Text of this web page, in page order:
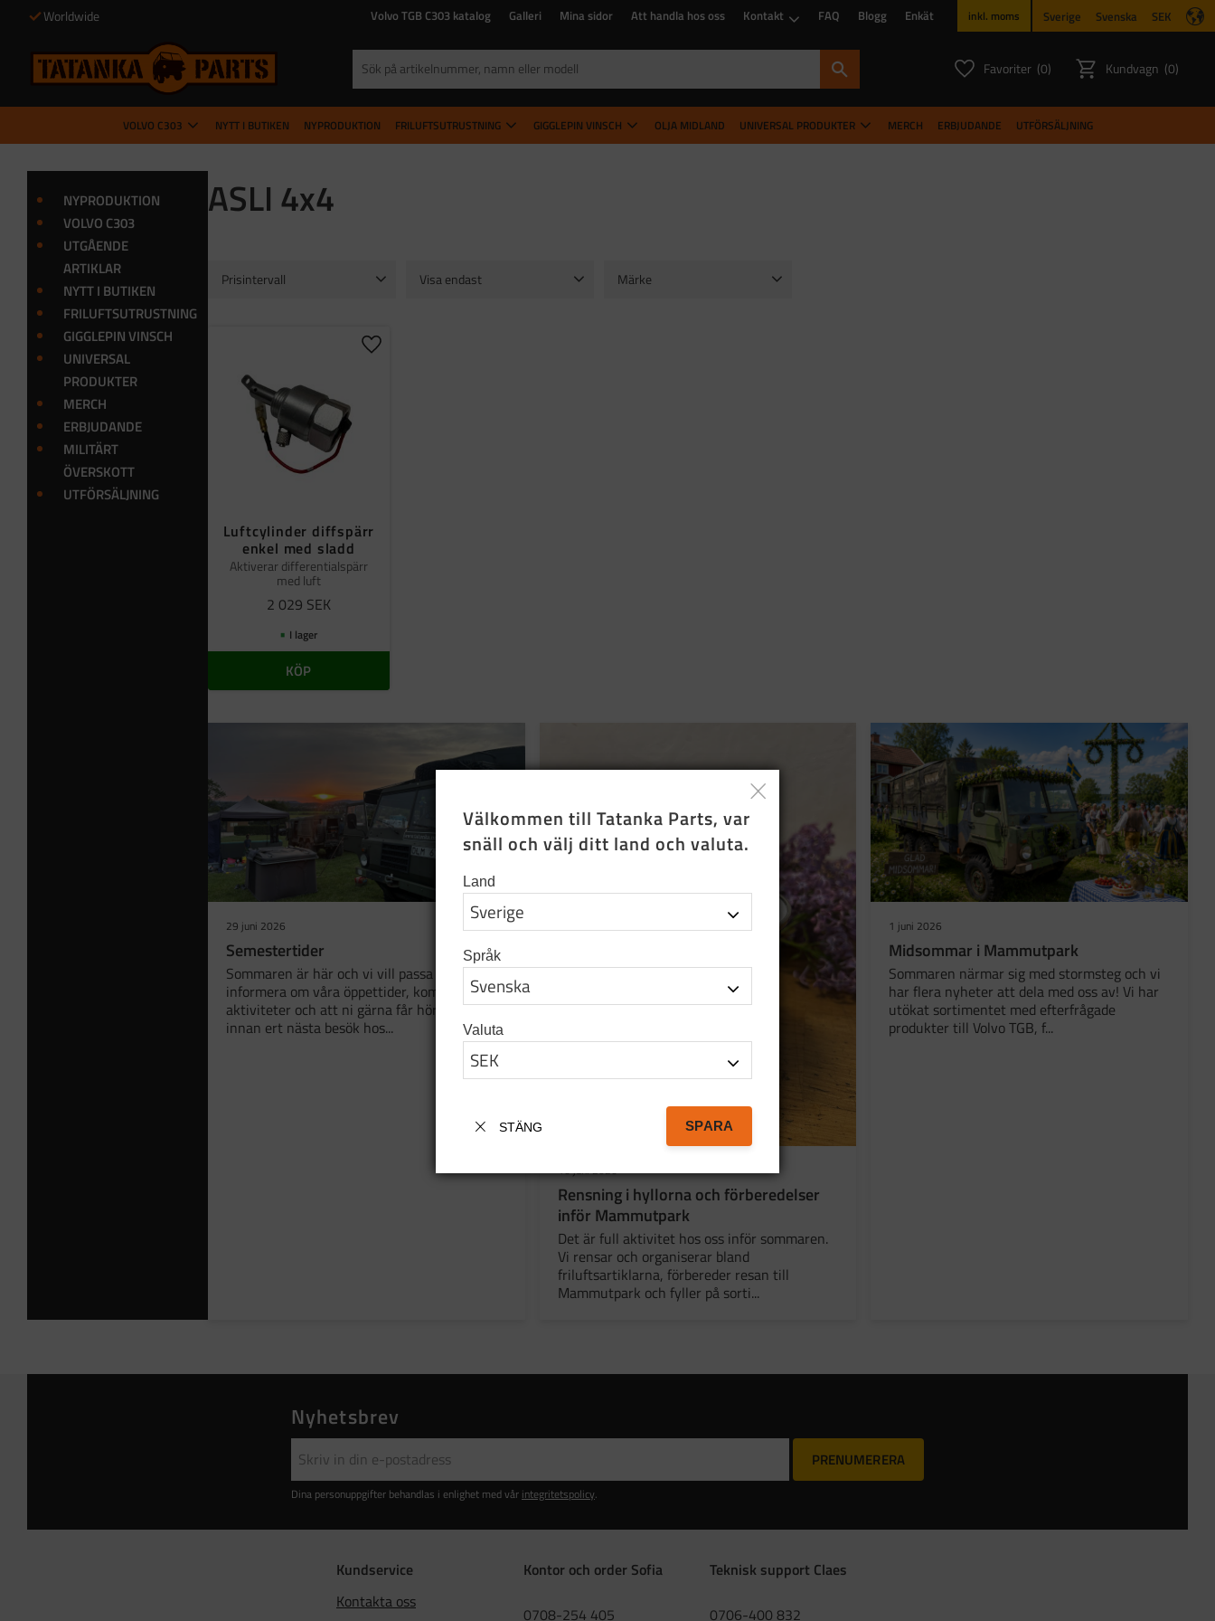
Worldwide Volvo TGB C303 katalog Galleri Mina sidor Att handla hos oss Kontakt FAQ Blogg Enkät inkl. moms Sverige Svenska SEK
FavoriterANTAL FAVORITER:
0 Kundvagn ANTAL
0
VOLVO C303 NYTT I BUTIKEN NYPRODUKTION FRILUFTSUTRUSTNING GIGGLEPIN VINSCH OLJA MIDLAND UNIVERSAL PRODUKTER MERCH ERBJUDANDE UTFÖRSÄLJNING
ASLI 4x4
Prisintervall Visa endast Märke
Luftcylinder diffspärr
enkel med sladd
Aktiverar differentialspärr
med luft
2 029 SEK
Lägg till i favoriter
I lager
KÖP
29 juni 2026
Semestertider
Sommaren är här och vi vill passa på att
informera om våra öppettider, kommande
aktiviteter och att ni gärna får höra av er
innan ert nästa besök hos...
16 juni 2026
​Rensning i hyllorna och förberedelser
inför Mammutpark
Det är full aktivitet hos oss inför sommaren.
Vi rensar och organiserar bland
friluftsartiklarna, förbereder resan till
Mammutpark och fyller på sorti...
1 juni 2026
Midsommar i Mammutpark
Sommaren närmar sig med stormsteg och vi
har flera nyheter att dela med oss av! Vi har
utökat sortimentet med efterfrågade
produkter till Volvo TGB, f...
NYPRODUKTION
VOLVO C303
UTGÅENDE
ARTIKLAR
NYTT I BUTIKEN
FRILUFTSUTRUSTNING
GIGGLEPIN VINSCH
UNIVERSAL
PRODUKTER
MERCH
ERBJUDANDE
MILITÄRT
ÖVERSKOTT
UTFÖRSÄLJNING
Nyhetsbrev
PRENUMERERA
Dina personuppgifter behandlas i enlighet med vår integritetspolicy.
Kundservice
Kontakta oss
Kontor och order Sofia
0708-254 405
Teknisk support Claes
0706-400 832
Välkommen till Tatanka Parts, var
snäll och välj ditt land och valuta.
Land
Språk
Valuta
STÄNG SPARA